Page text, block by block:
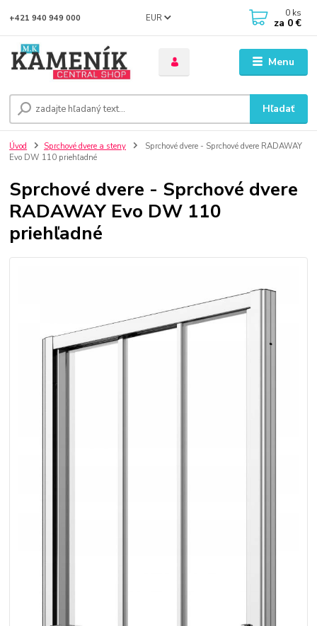
Menu
EUR
Hľadať
+421 940 949 000 0 ks
za 0 €
Úvod Sprchové dvere a steny
Sprchové dvere - Sprchové dvere RADAWAY
Evo DW 110 priehľadné
Sprchové dvere - Sprchové dvere
RADAWAY Evo DW 110
priehľadné